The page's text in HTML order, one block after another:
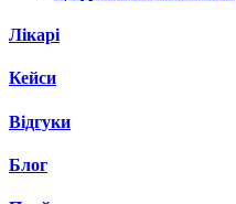
Лікарі
Кейси
Відгуки
Блог